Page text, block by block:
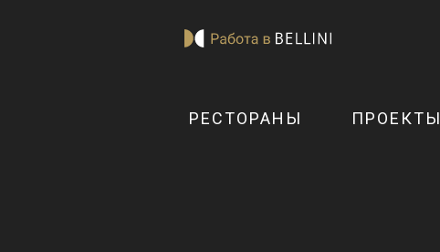
РЕСТОРАНЫ ПРОЕКТЫ